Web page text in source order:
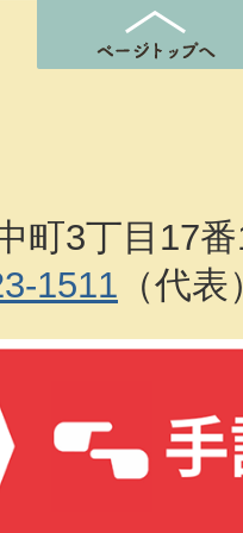
町3丁目17
1511 （代表